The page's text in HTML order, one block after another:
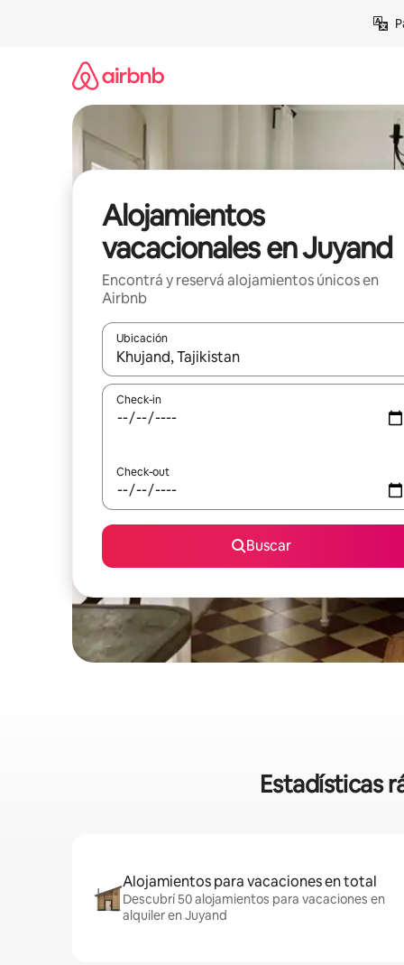
Alojamientos
vacacionales en Juyand
Encontrá y reservá alojamientos únicos en
Airbnb
Ubicación
Cuando los resultados estén disponibles,
Check-in
Check-out
Buscar
Estadísticas
Alojamientos para vacaciones en total
Descubrí 50 alojamientos para vacaciones en
alquiler en Juyand